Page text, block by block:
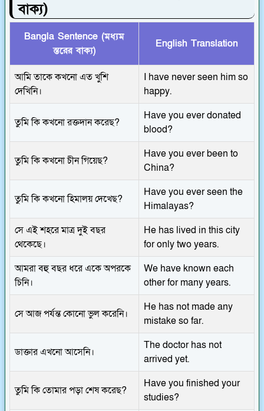
বাক্য)
Bangla Sentence (মধ্যম
স্তরের বাক্য)
English Translation
আমি তাকে কখনো এত খুশি
দেখিনি।
I have never seen him so
happy.
তুমি কি কখনো রক্তদান করেছ?
Have you ever donated
blood?
তুমি কি কখনো চীন গিয়েছ?
Have you ever been to
China?
তুমি কি কখনো হিমালয় দেখেছ?
Have you ever seen the
Himalayas?
সে এই শহরে মাত্র দুই বছর
থেকেছে।
He has lived in this city
for only two years.
আমরা বহু বছর ধরে একে অপরকে
চিনি।
We have known each
other for many years.
সে আজ পর্যন্ত কোনো ভুল করেনি।
He has not made any
mistake so far.
ডাক্তার এখনো আসেনি।
The doctor has not
arrived yet.
তুমি কি তোমার পড়া শেষ করেছ?
Have you finished your
studies?